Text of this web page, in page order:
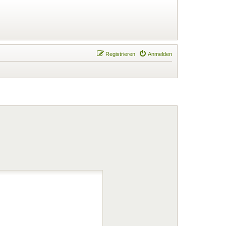
Anmelden
Registrieren